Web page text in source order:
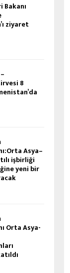
Bakanı
ziyaret
8
Asya–
işbirliği
yeni bir
Orta Asya-